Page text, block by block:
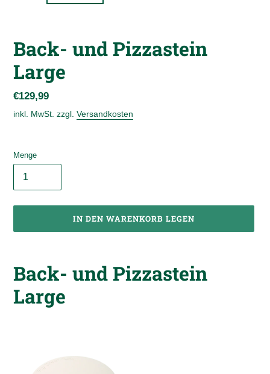
Back- und Pizzastein
Large
Normaler
Preis
€129,99
inkl. MwSt. zzgl. Versandkosten
Menge
IN DEN WARENKORB LEGEN
zum
hinzugefügt
Back- und Pizzastein
Large